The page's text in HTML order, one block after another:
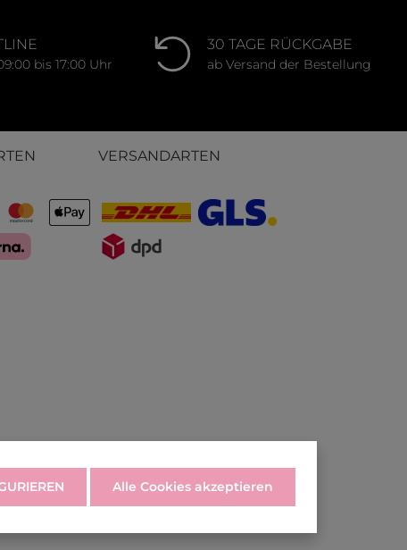
bis 17:00 Uhr
30 TAGE RÜCKGABE
ab Versand der Bestellung
VERSANDARTEN
Alle Cookies akzeptieren